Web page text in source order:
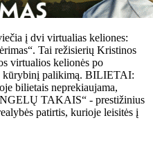
į dvi virtualias keliones:
Tai režisierių Kristinos
virtualios kelionės po
kūrybinį palikimą. BILIETAI:
bilietais neprekiaujama,
TAKAIS“ - prestižinius
patirtis, kurioje leisitės į